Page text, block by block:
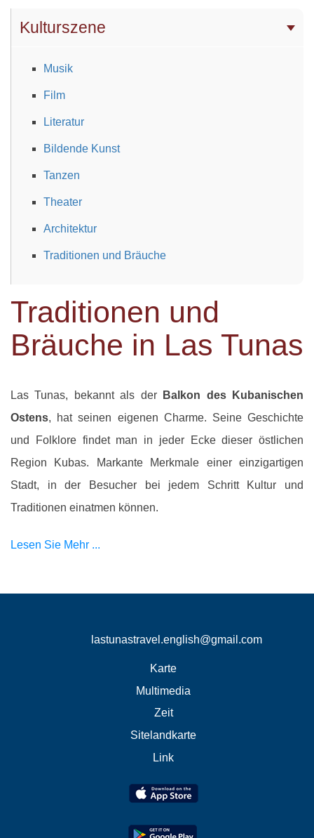
Kulturszene
Musik
Film
Literatur
Bildende Kunst
Tanzen
Theater
Architektur
Traditionen und Bräuche
Traditionen und
Bräuche in Las Tunas
Las Tunas, bekannt als der
Balkon des Kubanischen
Ostens, hat seinen eigenen Charme. Seine Geschichte
und Folklore findet man in jeder Ecke dieser östlichen
Region Kubas. Markante Merkmale einer einzigartigen
Stadt, in der Besucher bei jedem Schritt Kultur und
Traditionen einatmen können.
Lesen Sie Mehr ...
lastunastravel.english@gmail.com
Karte
Multimedia
Zeit
Sitelandkarte
Link